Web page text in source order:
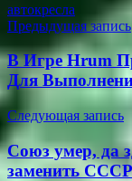
автокресла
Навигация
по
записям
Предыдущая запись
В Игре Hrum
Для
Следующая запись
Союз умер, да
заменить СССР